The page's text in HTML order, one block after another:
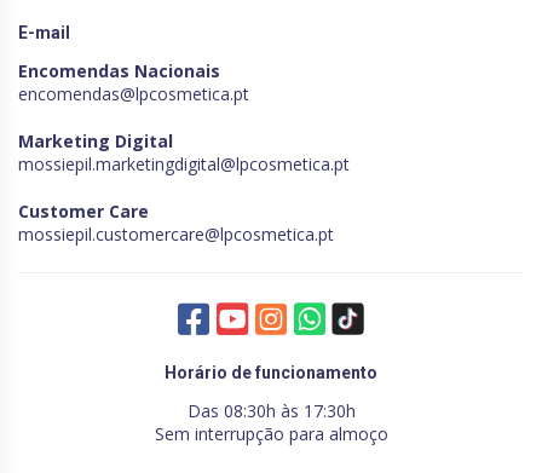
E-mail
Encomendas Nacionais
encomendas@lpcosmetica.pt
Marketing Digital
mossiepil.marketingdigital@lpcosmetica.pt
Customer Care
mossiepil.customercare@lpcosmetica.pt
Horário de funcionamento
Das 08:30h às 17:30h
Sem interrupção para almoço